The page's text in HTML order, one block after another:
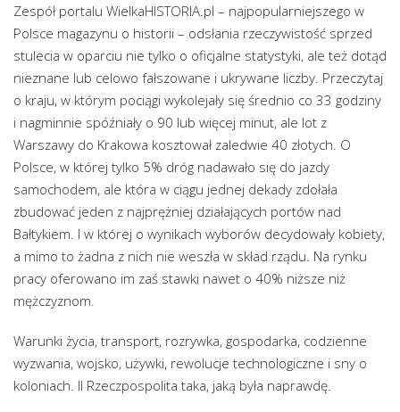
Zespół portalu WielkaHISTORIA.pl – najpopularniejszego w
Polsce magazynu o historii – odsłania rzeczywistość sprzed
stulecia w oparciu nie tylko o oficjalne statystyki, ale też dotąd
nieznane lub celowo fałszowane i ukrywane liczby. Przeczytaj
o kraju, w którym pociągi wykolejały się średnio co 33 godziny
i nagminnie spóźniały o 90 lub więcej minut, ale lot z
Warszawy do Krakowa kosztował zaledwie 40 złotych. O
Polsce, w której tylko 5% dróg nadawało się do jazdy
samochodem, ale która w ciągu jednej dekady zdołała
zbudować jeden z najprężniej działających portów nad
Bałtykiem. I w której o wynikach wyborów decydowały kobiety,
a mimo to żadna z nich nie weszła w skład rządu. Na rynku
pracy oferowano im zaś stawki nawet o 40% niższe niż
mężczyznom.
Warunki życia, transport, rozrywka, gospodarka, codzienne
wyzwania, wojsko, używki, rewolucje technologiczne i sny o
koloniach. II Rzeczpospolita taka, jaką była naprawdę.